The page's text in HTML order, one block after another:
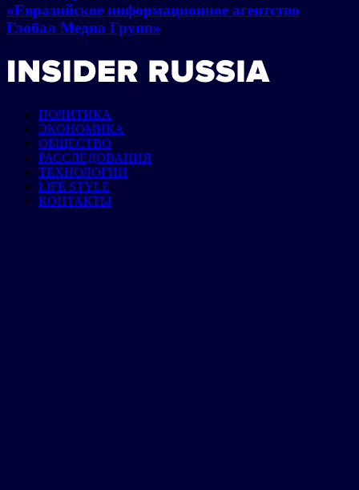
«Евразийское информационное агентство
Глобал Медиа Групп»
ПОЛИТИКА
ЭКОНОМИКА
ОБЩЕСТВО
РАССЛЕДОВАНИЯ
ТЕХНОЛОГИИ
LIFE STYLE
КОНТАКТЫ